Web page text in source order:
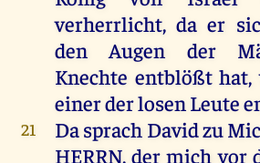
verherrlicht,da er
den
Augen der
Knechte entblößt hat,
einerderlosenLeute
21 Dasprach Davidzu
HERRN,der mich vor